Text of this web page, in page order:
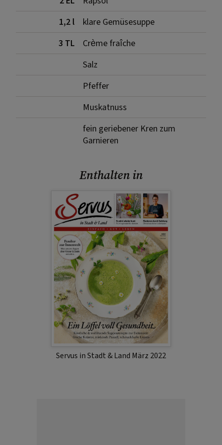
1,2 l
klare Gemüsesuppe
3 TL
Crème fraîche
Salz
Pfeffer
Muskatnuss
fein geriebener Kren zum
Garnieren
Enthalten in
Servus in Stadt & Land März 2022